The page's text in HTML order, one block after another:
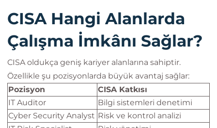
CISA Hangi Alanlarda
Çalışma İmkânı Sağlar?
CISA oldukça geniş kariyer alanlarına sahiptir.
Özellikle şu pozisyonlarda büyük avantaj sağlar:
Pozisyon
CISA Katkısı
IT Auditor
Bilgi sistemleri denetimi
Cyber Security Analyst Risk ve kontrol analizi